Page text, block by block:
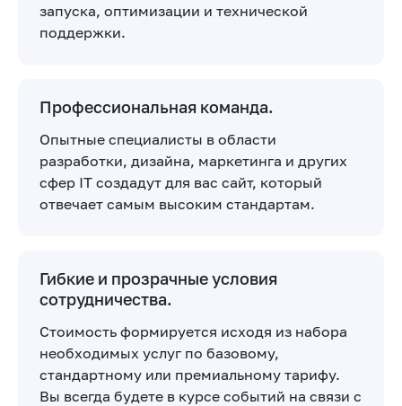
запуска, оптимизации и технической
поддержки.
Профессиональная команда.
Опытные специалисты в области
разработки, дизайна, маркетинга и других
сфер IT создадут для вас сайт, который
отвечает самым высоким стандартам.
Гибкие и прозрачные условия
сотрудничества.
Стоимость формируется исходя из набора
необходимых услуг по базовому,
стандартному или премиальному тарифу.
Вы всегда будете в курсе событий на связи с